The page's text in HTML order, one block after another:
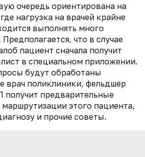
очередь ориентирована на
нагрузка на врачей крайне
выполнять много
что в случае
пациент сначала получит
в специальном приложении.
будут обработаны
врач поликлиники, фельдшер
предварительные
этого пациента,
и прочие советы.